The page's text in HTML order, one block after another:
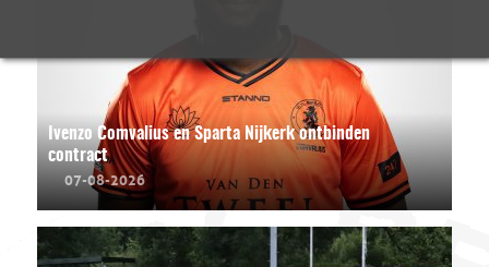
Ivenzo Comvalius en Sparta Nijkerk ontbinden
contract
07-08-2026